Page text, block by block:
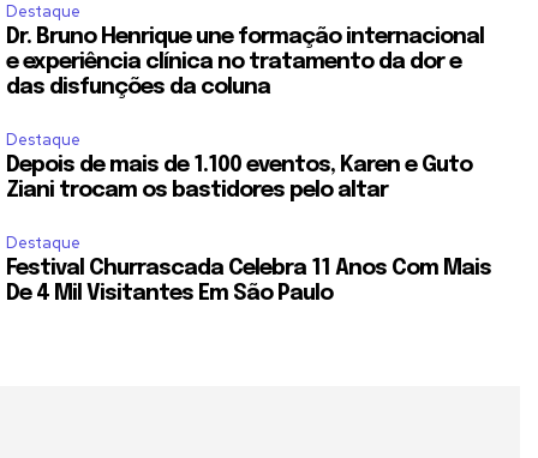
Destaque
Dr. Bruno Henrique une formação internacional
e experiência clínica no tratamento da dor e
das disfunções da coluna
Destaque
Depois de mais de 1.100 eventos, Karen e Guto
Ziani trocam os bastidores pelo altar
Destaque
Festival Churrascada Celebra 11 Anos Com Mais
De 4 Mil Visitantes Em São Paulo